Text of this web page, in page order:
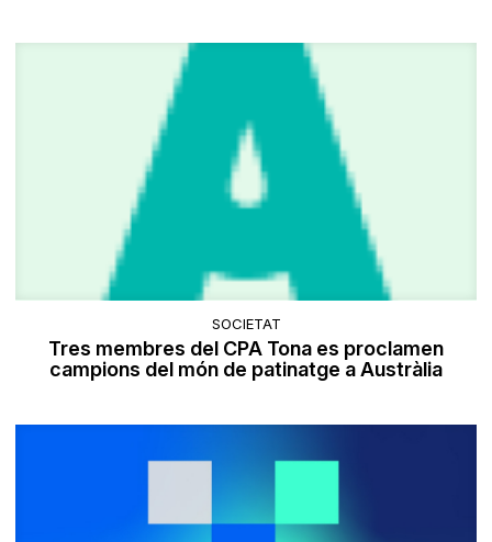
SOCIETAT
Tres membres del CPA Tona es proclamen
campions del món de patinatge a Austràlia